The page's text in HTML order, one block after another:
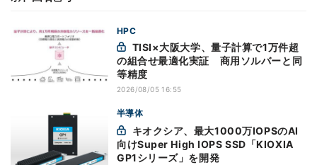
HPC
の組合せ最適化実証 商用ソルバーと同
等精度
2026/08/05 16:55
半導体
向けSuper High IOPS SSD「KIOXIA
GP1シリーズ」を開発